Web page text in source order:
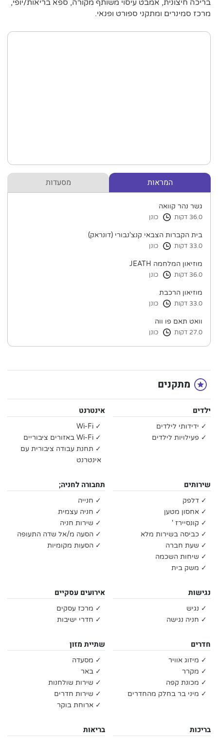
בריכה חיצונית, אמבט עיסוי משותף מקורה, ספא בריאות/יופי,
מרכז סמינרים ומתקני ספורט ופנאי.
המראות מסעדות
גשר נהר קוואה
36.0 דקות כונן
בית הקברות הצבאי קנצ'נבורי (דונראק)
33.0 דקות כונן
מוזיאון המלחמה JEATH
36.0 דקות כונן
מוזיאון הרכבת
33.0 דקות כונן
וואט תאם פו ווה
27.0 דקות כונן
מתקנים
ילדים
✓ ידידותי לילדים
✓ פעילויות לילדים
אינטרנט
✓ Wi-Fi
✓ Wi-Fi באזורים ציבוריים
✓ תחנת עבודה ציבורית עם
אינטרנט
שירותים
✓ דלפק
✓ אחסון מטען
✓ קונסיירז '
✓ כביסה בשירות מלא
✓ שעת חברה
✓ שיחות השכמה
✓ משק בית
תחבורה לחניה;
✓ חנייה
✓ חניה עצמית
✓ שירות חניה
✓ הסעה מ/אל שדה התעופה
✓ הסעות מקומיות
נגישות
✓ נגיש
✓ חניה נגישה
אירועים עסקיים
✓ מרכז עסקים
✓ חדרי ישיבות
חדרים
✓ מיזוג אוויר
✓ מקרר
✓ מכונת קפה
✓ מיני בר בחלק מהחדרים
שתיית מזון
✓ מסעדה
✓ באר
✓ שירות שולחנות
✓ שירות חדרים
✓ ארוחת בוקר
בריכות בריאות